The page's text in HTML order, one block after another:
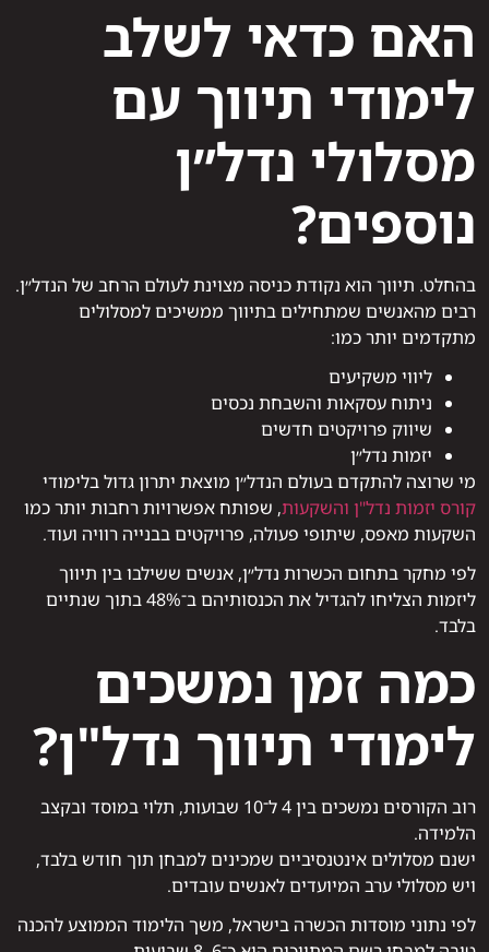
האם כדאי לשלב
לימודי תיווך עם
מסלולי נדל״ן
נוספים?
בהחלט. תיווך הוא נקודת כניסה מצוינת לעולם הרחב של הנדל״ן.
רבים מהאנשים שמתחילים בתיווך ממשיכים למסלולים
מתקדמים יותר כמו:
ליווי משקיעים
ניתוח עסקאות והשבחת נכסים
שיווק פרויקטים חדשים
יזמות נדל״ן
מי שרוצה להתקדם בעולם הנדל״ן מוצאת יתרון גדול בלימודי
קורס יזמות נדל"ן והשקעות, שפותח אפשרויות רחבות יותר כמו
השקעות מאפס, שיתופי פעולה, פרויקטים בבנייה רוויה ועוד.
לפי מחקר בתחום הכשרות נדל״ן, אנשים ששילבו בין תיווך
ליזמות הצליחו להגדיל את הכנסותיהם ב־48% בתוך שנתיים
בלבד.
כמה זמן נמשכים
לימודי תיווך נדל"ן?
רוב הקורסים נמשכים בין 4 ל־10 שבועות, תלוי במוסד ובקצב
הלמידה.
ישנם מסלולים אינטנסיביים שמכינים למבחן תוך חודש בלבד,
ויש מסלולי ערב המיועדים לאנשים עובדים.
לפי נתוני מוסדות הכשרה בישראל, משך הלימוד הממוצע להכנה